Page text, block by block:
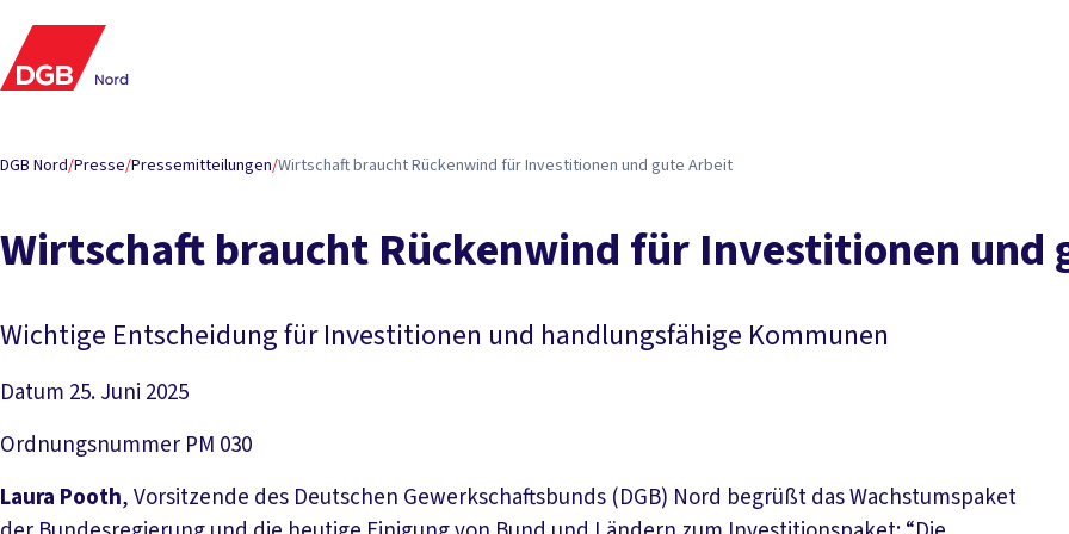
DGB Nord/Presse/Pressemitteilungen/Wirt­schaft braucht Rücken­wind für In­ves­ti­tio­nen und gu­te Ar­beit
Wirt­schaft braucht Rücken­wind für In­ves­ti­tio­nen und
Wichtige Entscheidung für Investitionen und handlungsfähige Kommunen
Datum 25. Juni 2025
Ordnungsnummer PM 030
Laura Pooth, Vorsitzende des Deutschen Gewerkschaftsbunds (DGB) Nord begrüßt das Wachstumspaket